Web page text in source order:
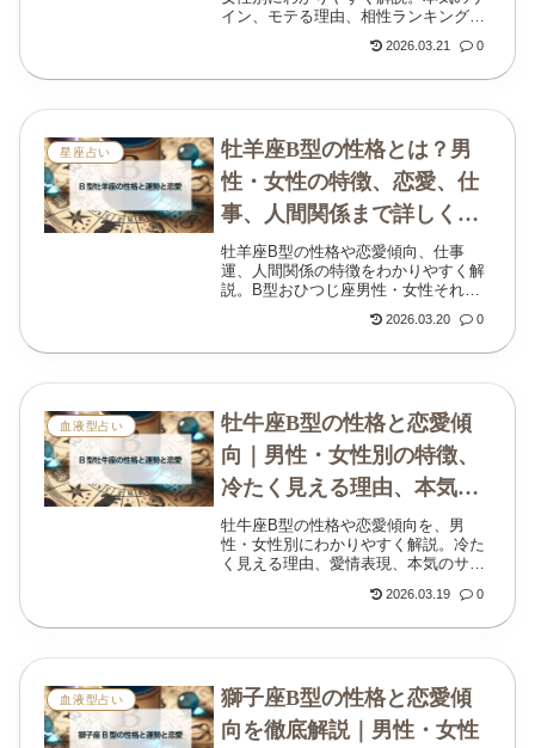
イン、モテる理由、相性ランキングの
2026.03.21 0
星座占い
牡羊座B型の性格とは？男
性・女性の特徴、恋愛、仕
事、人間関係まで詳しく解
説
牡羊座B型の性格や恋愛傾向、仕事
運、人間関係の特徴をわかりやすく解
説。B型おひつじ座男性・女性それぞ
れの魅力や、誤解されやすいポイン
ト、相手との付き合い方まで丁寧に紹
2026.03.20 0
血液型占い
牡牛座B型の性格と恋愛傾
向｜男性・女性別の特徴、
冷たく見える理由、本気の
サイン
牡牛座B型の性格や恋愛傾向を、男
性・女性別にわかりやすく解説。冷た
く見える理由、愛情表現、本気のサイ
2026.03.19 0
血液型占い
獅子座B型の性格と恋愛傾
向を徹底解説｜男性・女性